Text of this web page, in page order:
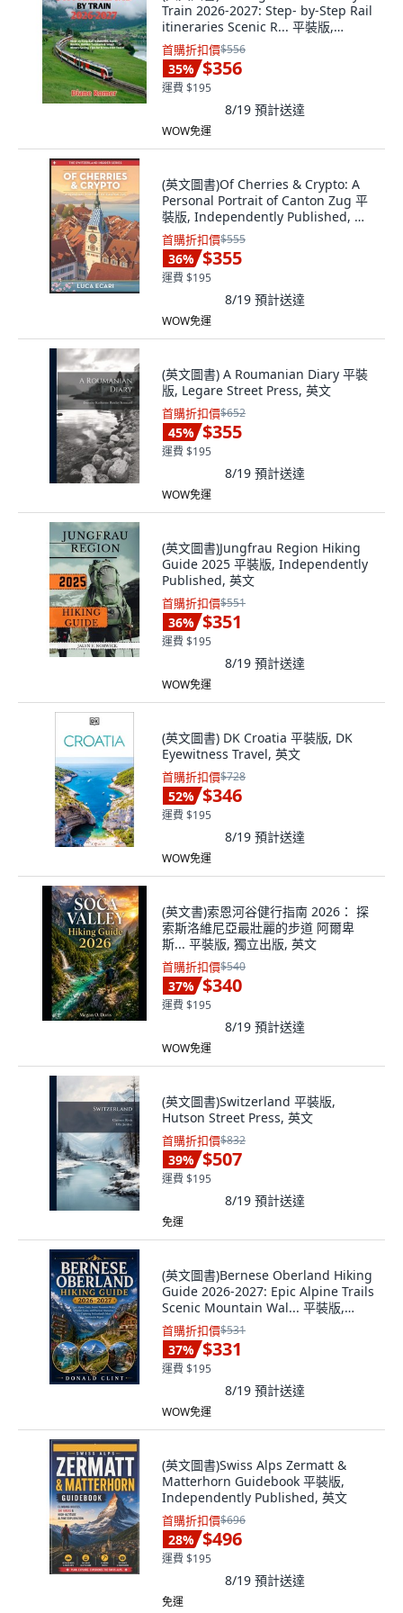
Train 2026-2027: Step- by-Step Rail
itineraries Scenic R... 平裝版,
Independently Published, 英文
首購折扣價$556
35% $356
運費 $195
8/19 預計送達
WOW免運
(英文圖書)Of Cherries & Crypto: A
Personal Portrait of Canton Zug 平
裝版, Independently Published, 英
文
首購折扣價$555
36% $355
運費 $195
8/19 預計送達
WOW免運
(英文圖書) A Roumanian Diary 平裝
版, Legare Street Press, 英文
首購折扣價$652
45% $355
運費 $195
8/19 預計送達
WOW免運
(英文圖書)Jungfrau Region Hiking
Guide 2025 平裝版, Independently
Published, 英文
首購折扣價$551
36% $351
運費 $195
8/19 預計送達
WOW免運
(英文圖書) DK Croatia 平裝版, DK
Eyewitness Travel, 英文
首購折扣價$728
52% $346
運費 $195
8/19 預計送達
WOW免運
(英文書)索恩河谷健行指南 2026： 探
索斯洛維尼亞最壯麗的步道 阿爾卑
斯... 平裝版, 獨立出版, 英文
首購折扣價$540
37% $340
運費 $195
8/19 預計送達
WOW免運
(英文圖書)Switzerland 平裝版,
Hutson Street Press, 英文
首購折扣價$832
39% $507
運費 $195
8/19 預計送達
免運
(英文圖書)Bernese Oberland Hiking
Guide 2026-2027: Epic Alpine Trails
Scenic Mountain Wal... 平裝版,
Independently Published, 英文
首購折扣價$531
37% $331
運費 $195
8/19 預計送達
WOW免運
(英文圖書)Swiss Alps Zermatt &
Matterhorn Guidebook 平裝版,
Independently Published, 英文
首購折扣價$696
28% $496
運費 $195
8/19 預計送達
免運